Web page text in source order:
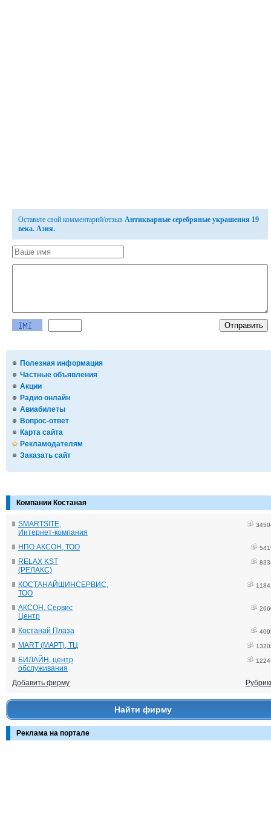
Полезная информация
Частные объявления
Акции
Радио онлайн
Авиабилеты
Вопрос-ответ
Карта сайта
Рекламодателям
Заказать сайт
Компании Костаная
SMARTSITE,
Интернет-компания
НПО АКСОН, ТОО
RELAX KST
(РЕЛАКС)
КОСТАНАЙШИНСЕРВИС,
ТОО
АКСОН, Сервис
Центр
Костанай Плаза
MART (МАРТ), ТЦ
БИЛАЙН, центр
обслуживания
Добавить фирму
Найти фирму
Реклама на портале
Оставьте свой комментарий/отзыв Антикварные серебряные украшения 19
века. Азия.